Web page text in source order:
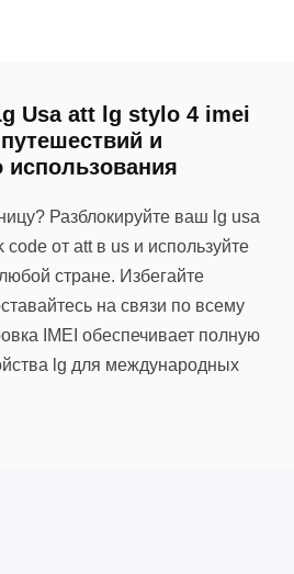
Usa att lg stylo 4 imei
и
использования
Разблокируйте ваш lg usa
от att в us и используйте
стране. Избегайте
на связи по всему
IMEI обеспечивает полную
lg для международных